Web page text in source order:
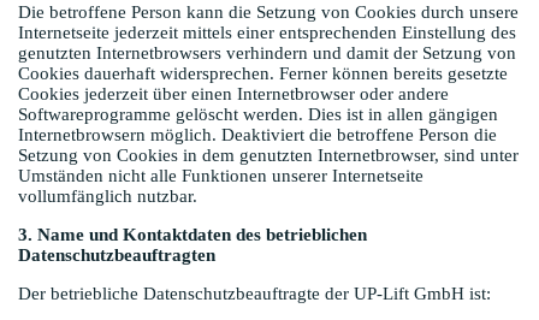
Die betroffene Person kann die Setzung von Cookies durch unsere
Internetseite jederzeit mittels einer entsprechenden Einstellung des
genutzten Internetbrowsers verhindern und damit der Setzung von
Cookies dauerhaft widersprechen. Ferner können bereits gesetzte
Cookies jederzeit über einen Internetbrowser oder andere
Softwareprogramme gelöscht werden. Dies ist in allen gängigen
Internetbrowsern möglich. Deaktiviert die betroffene Person die
Setzung von Cookies in dem genutzten Internetbrowser, sind unter
Umständen nicht alle Funktionen unserer Internetseite
vollumfänglich nutzbar.
3. Name und Kontaktdaten des betrieblichen
Datenschutzbeauftragten
Der betriebliche Datenschutzbeauftragte der UP-Lift GmbH ist: